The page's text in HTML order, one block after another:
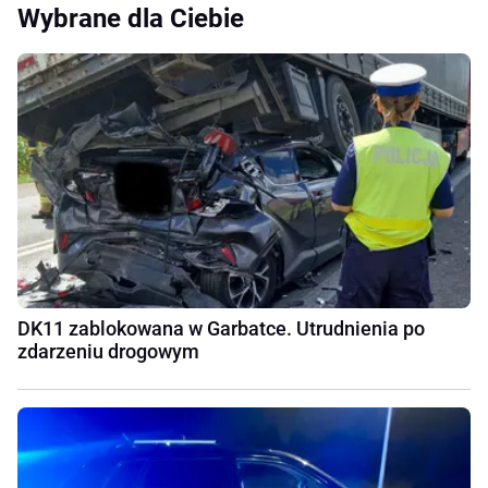
Wybrane dla Ciebie
DK11 zablokowana w Garbatce. Utrudnienia po
zdarzeniu drogowym